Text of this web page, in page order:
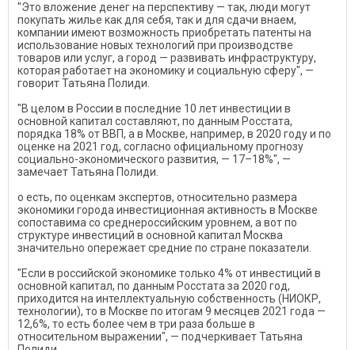
"Это вложение денег на перспективу — так, люди могут
покупать жилье как для себя, так и для сдачи внаем,
компании имеют возможность приобретать патенты на
использование новых технологий при производстве
товаров или услуг, а город — развивать инфраструктуру,
которая работает на экономику и социальную сферу", —
говорит Татьяна Полиди.
"В целом в России в последние 10 лет инвестиции в
основной капитал составляют, по данным Росстата,
порядка 18% от ВВП, а в Москве, например, в 2020 году и по
оценке на 2021 год, согласно официальному прогнозу
социально-экономического развития, — 17–18%", —
замечает Татьяна Полиди.
о есть, по оценкам экспертов, относительно размера
экономики города инвестиционная активность в Москве
сопоставима со среднероссийским уровнем, а вот по
структуре инвестиций в основной капитал Москва
значительно опережает средние по стране показатели.
"Если в российской экономике только 4% от инвестиций в
основной капитал, по данным Росстата за 2020 год,
приходится на интеллектуальную собственность (НИОКР,
технологии), то в Москве по итогам 9 месяцев 2021 года —
12,6%, то есть более чем в три раза больше в
относительном выражении", — подчеркивает Татьяна